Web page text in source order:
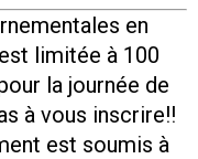
en
limitée à 100
la journée de
à vous inscrire!!
est soumis à